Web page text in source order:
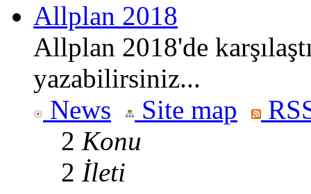
Allplan 2018
Allplan 2018'de
yazabilirsiniz...
News
Site map
2 Konu
2 İleti